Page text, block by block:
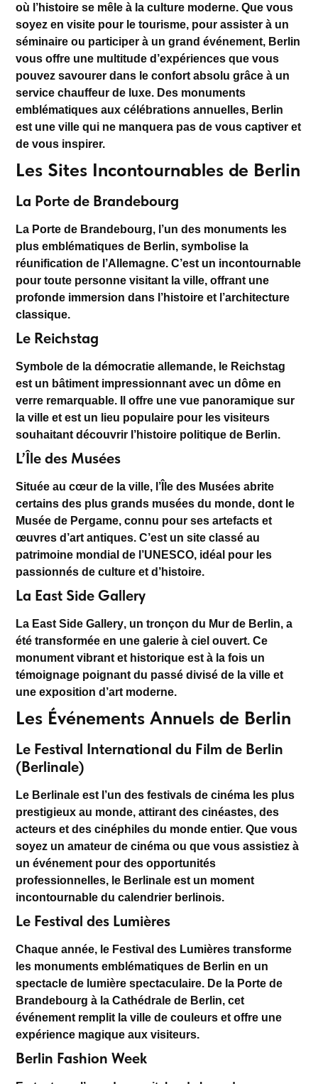
où l’histoire se mêle à la culture moderne. Que vous
soyez en visite pour le tourisme, pour assister à un
séminaire ou participer à un grandévénement, Berlin
vous offre une multitude d’expériences que vous
pouvez savourer dans le confort absolu grâce à un
service chauffeur de luxe. Des monuments
emblématiques aux célébrations annuelles, Berlin
est une ville qui ne manquera pas de vous captiver et
de vous inspirer.
Les Sites Incontournables de Berlin
La Porte de Brandebourg
La Porte de Brandebourg, l’un des monuments les
plus emblématiques de Berlin, symbolise la
réunification de l’Allemagne. C’est un incontournable
pour toute personne visitant la ville, offrant une
profonde immersion dans l’histoire et l’architecture
classique.
Le Reichstag
Symbole de la démocratie allemande, le Reichstag
est un bâtiment impressionnant avec un dôme en
verre remarquable. Il offre une vue panoramique sur
la ville et est un lieu populaire pour les visiteurs
souhaitant découvrir l’histoire politique de Berlin.
L’Île des Musées
Située au cœur de la ville, l’ Île des Musées abrite
certains des plus grands musées du monde, dont le
Musée de Pergame, connu pour ses artefacts et
œuvres d’art antiques. C’est un site classé au
patrimoine mondial de l’UNESCO, idéal pour les
passionnés de culture et d’histoire.
La East Side Gallery
La East Side Gallery, un tronçon du Mur de Berlin, a
été transformée en une galerie à ciel ouvert. Ce
monument vibrant et historique est à la fois un
témoignage poignant du passé divisé de la ville et
une exposition d’art moderne.
Les Événements Annuels de Berlin
Le Festival International du Film de Berlin
(Berlinale)
Le Berlinale est l’un des festivals de cinéma les plus
prestigieux au monde, attirant des cinéastes, des
acteurs et des cinéphiles du monde entier. Que vous
soyez un amateur de cinéma ou que vous assistiez à
unévénement pour des opportunités
professionnelles, le Berlinale est un moment
incontournable du calendrier berlinois.
Le Festival des Lumières
Chaque année, le Festival des Lumières transforme
les monuments emblématiques de Berlin en un
spectacle de lumière spectaculaire. De la Porte de
Brandebourg à la Cathédrale de Berlin, cet
événement remplit la ville de couleurs et offre une
expérience magique aux visiteurs.
Berlin Fashion Week